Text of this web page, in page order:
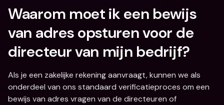
Waarom moet ik een bewijs
van adres opsturen voor de
directeur van mijn bedrijf?
Als je een zakelijke rekening aanvraagt, kunnen we als
onderdeel van ons standaard verificatieproces om een
bewijs van adres vragen van de directeuren of